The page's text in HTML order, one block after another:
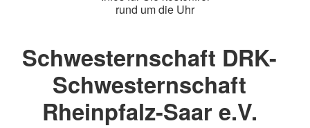
rund um die Uhr
Schwesternschaft DRK-
Schwesternschaft
Rheinpfalz-Saar e.V.